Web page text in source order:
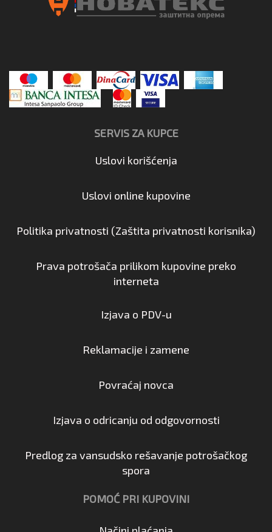
SERVIS ZA KUPCE
Uslovi korišćenja
Uslovi online kupovine
Politika privatnosti (Zaštita privatnosti korisnika)
Prava potrošača prilikom kupovine preko
interneta
Izjava o PDV-u
Reklamacije i zamene
Povraćaj novca
Izjava o odricanju od odgovornosti
Predlog za vansudsko rešavanje potrošačkog
spora
POMOĆ PRI KUPOVINI